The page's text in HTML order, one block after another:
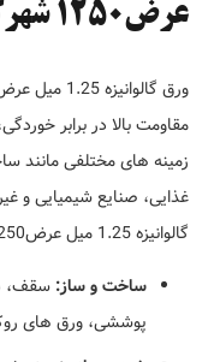
عرض1250 شهرکرد
مقاومت بالا در برابر
زمینه های مختلفی مانند
غذایی، صنایع شیمیایی و
گالوانیزه 1.25 میل عرض1250 شهرکرد می توان به موارد زیر اشاره کرد:
ساخت و ساز: سقف،
پوششی، ورق های